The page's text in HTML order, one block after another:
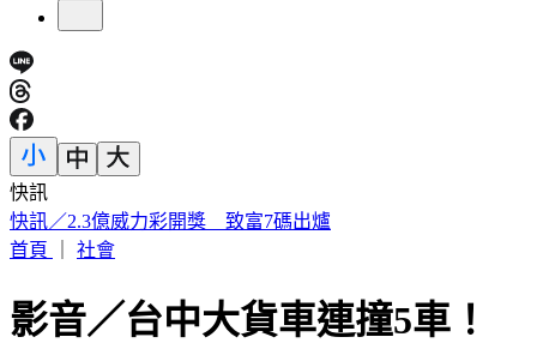
快訊
被選上國民法官該怎麼辦? 司法院廣告
首頁
社會
影音／台中大貨車連撞5車！